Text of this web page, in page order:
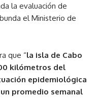
la evaluación de
el Ministerio de
que “la isla de Cabo
kilómetros del
epidemiológica
promedio semanal